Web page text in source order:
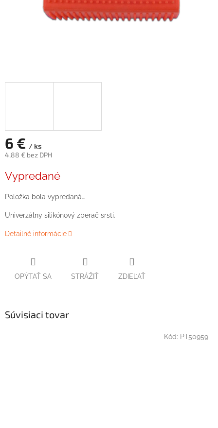
6 € / ks
4,88 € bez DPH
cena:
Vypredané
Položka bola vypredaná…
Univerzálny silikónový zberač srsti.
Detailné informácie
OPÝTAŤ SA STRÁŽIŤ ZDIEĽAŤ
Súvisiaci tovar
Kód: PT50959